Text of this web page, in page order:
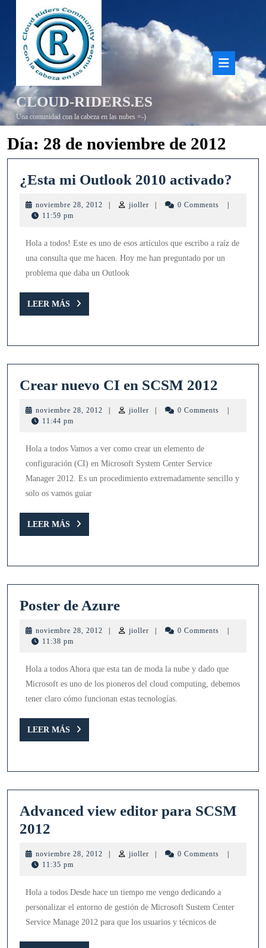
contenido
CLOUD-RIDERS.ES
Una comunidad con la cabeza en las nubes =-)
de
Día: 28 de noviembre de 2012
¿Esta mi Outlook 2010 activado?
noviembre 28, 2012 noviembrejioller jioller 0 Comments
11:59 pm
Hola a todos! Este es uno de esos artículos que escribo a raíz de
una consulta que me hacen. Hoy me han preguntado por un
problema que daba un Outlook
LEER MÁS
MÁS
Crear nuevo CI en SCSM 2012
2012
noviembre 28, 2012 noviembrejioller jioller 0 Comments
11:44 pm
Hola a todos Vamos a ver como crear un elemento de
configuración (CI) en Microsoft System Center Service
Manager 2012. Es un procedimiento extremadamente sencillo y
solo os vamos guiar
LEER MÁS
MÁS
Poster de AzurePoster
de
noviembre 28, 2012 noviembrejioller jioller 0 Comments
11:38 pm
Hola a todos Ahora que esta tan de moda la nube y dado que
Microsoft es uno de los pioneros del cloud computing, debemos
tener claro cómo funcionan estas tecnologías.
LEER MÁS
MÁS
Advanced view editor para SCSM
2012
editor
SCSM
2012
noviembre 28, 2012 noviembrejioller jioller 0 Comments
11:35 pm
Hola a todos Desde hace un tiempo me vengo dedicando a
personalizar el entorno de gestión de Microsoft Sustem Center
Service Manage 2012 para que los usuarios y técnicos de